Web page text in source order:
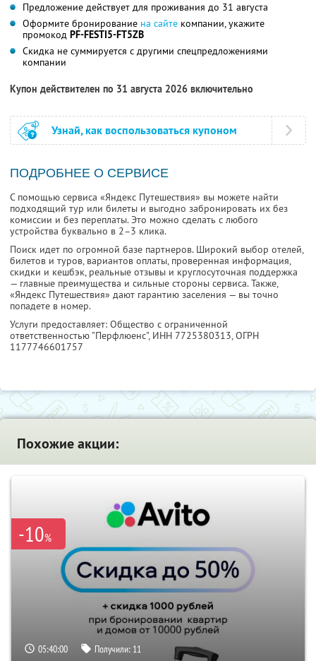
Предложение действует для проживания до 31 августа
Оформите бронирование на сайте компании, укажите
промокод PF-FESTI5-FT5ZB
Скидка не суммируется с другими спецпредложениями
компании
Купон действителен по 31 августа 2026 включительно
Узнай, как воспользоваться купоном
ПОДРОБНЕЕ О СЕРВИСЕ
С помощью сервиса «Яндекс Путешествия» вы можете найти
подходящий тур или билеты и выгодно забронировать их без
комиссии и без переплаты. Это можно сделать с любого
устройства буквально в 2–3 клика.
Поиск идет по огромной базе партнеров. Широкий выбор отелей,
билетов и туров, вариантов оплаты, проверенная информация,
скидки и кешбэк, реальные отзывы и круглосуточная поддержка
— главные преимущества и сильные стороны сервиса. Также,
«Яндекс Путешествия» дают гарантию заселения — вы точно
попадете в номер.
Услуги предоставляет: Общество с ограниченной
ответственностью "Перфлюенс", ИНН 7725380313, ОГРН
1177746601757
Похожие акции:
-10%
05:40:00 Получили: 11